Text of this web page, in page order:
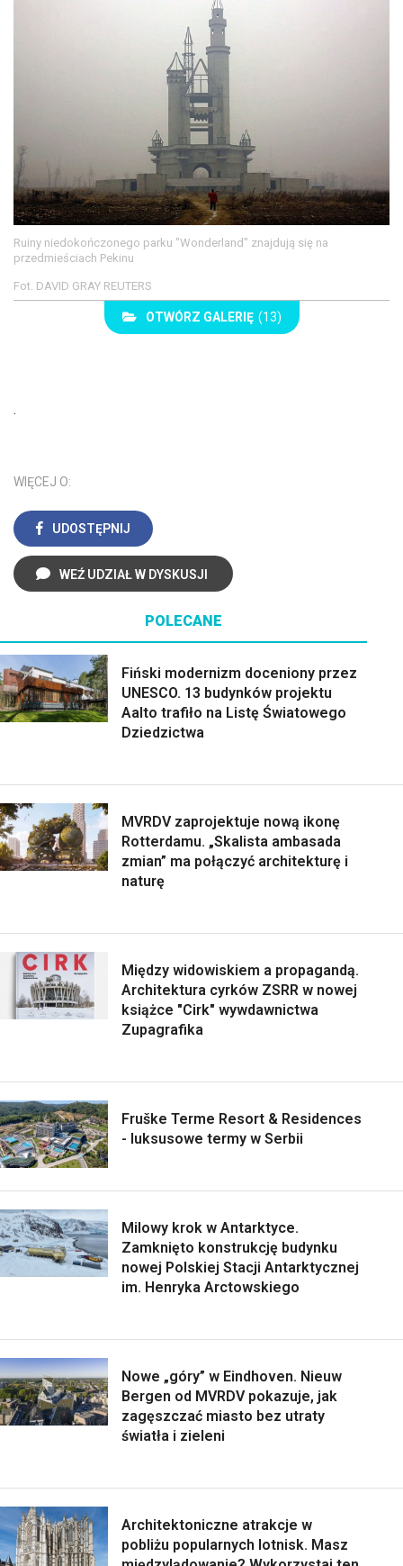
Ruiny niedokończonego parku "Wonderland" znajdują się na
przedmieściach Pekinu
Fot. DAVID GRAY REUTERS
OTWÓRZ GALERIĘ (13)
.
WIĘCEJ O:
UDOSTĘPNIJ
WEŹ UDZIAŁ W DYSKUSJI
POLECANE
Fiński modernizm doceniony przez
UNESCO. 13 budynków projektu
Aalto trafiło na Listę Światowego
Dziedzictwa
MVRDV zaprojektuje nową ikonę
Rotterdamu. „Skalista ambasada
zmian” ma połączyć architekturę i
naturę
Między widowiskiem a propagandą.
Architektura cyrków ZSRR w nowej
książce "Cirk" wywdawnictwa
Zupagrafika
Fruške Terme Resort & Residences
- luksusowe termy w Serbii
Milowy krok w Antarktyce.
Zamknięto konstrukcję budynku
nowej Polskiej Stacji Antarktycznej
im. Henryka Arctowskiego
Nowe „góry” w Eindhoven. Nieuw
Bergen od MVRDV pokazuje, jak
zagęszczać miasto bez utraty
światła i zieleni
Architektoniczne atrakcje w
pobliżu popularnych lotnisk. Masz